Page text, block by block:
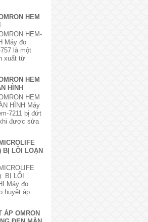
HEM
HEM-
Máy đo
là một
xuất từ
HEM
HÌNH
HEM
HÌNH Máy
7211 bị đứt
được sửa
BỊ LỖI LOẠN
BỊ LỖI
Máy đo
huyết áp
ÁP OMRON